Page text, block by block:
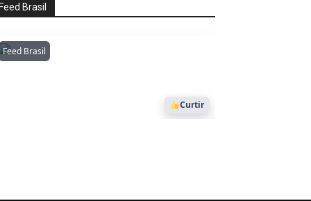
Brasil
Feed BrasilAmazonianarede
1053
Curtir